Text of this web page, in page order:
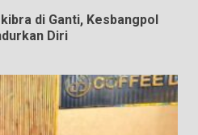
di Ganti, Kesbangpol
Diri